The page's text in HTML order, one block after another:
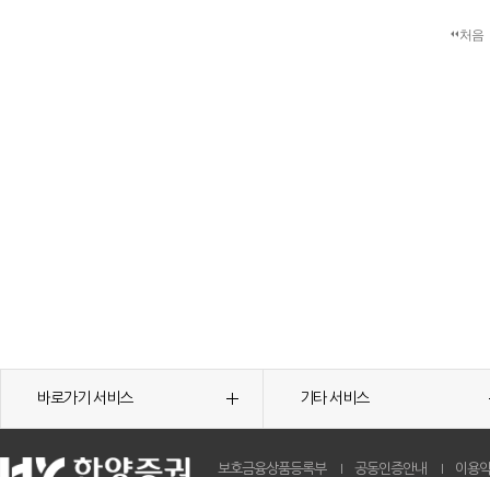
처음
바로가기 서비스 기타 서비스
보호금융상품등록부 공동인증안내 이용